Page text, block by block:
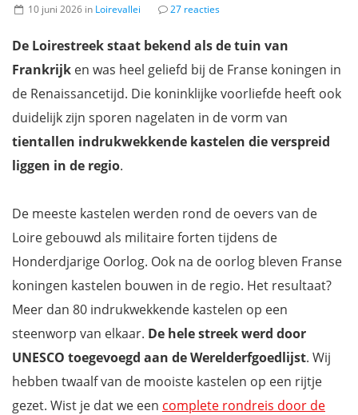
10 juni 2026 in Loirevallei 27 reacties
De Loirestreek staat bekend als de tuin van
Frankrijk en was heel geliefd bij de Franse koningen in
de Renaissancetijd. Die koninklijke voorliefde heeft ook
duidelijk zijn sporen nagelaten in de vorm van
tientallen indrukwekkende kastelen die verspreid
liggen in de regio.
De meeste kastelen werden rond de oevers van de
Loire gebouwd als militaire forten tijdens de
Honderdjarige Oorlog. Ook na de oorlog bleven Franse
koningen kastelen bouwen in de regio. Het resultaat?
Meer dan 80 indrukwekkende kastelen op een
steenworp van elkaar. De hele streek werd door
UNESCO toegevoegd aan de Werelderfgoedlijst. Wij
hebben twaalf van de mooiste kastelen op een rijtje
gezet. Wist je dat we een complete rondreis door de